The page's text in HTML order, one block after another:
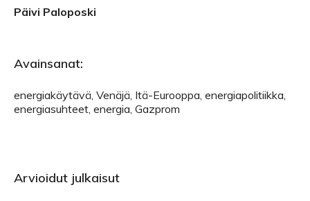
Päivi Paloposki
Avainsanat:
energiakäytävä, Venäjä, Itä-Eurooppa, energiapolitiikka,
energiasuhteet, energia, Gazprom
Arvioidut julkaisut